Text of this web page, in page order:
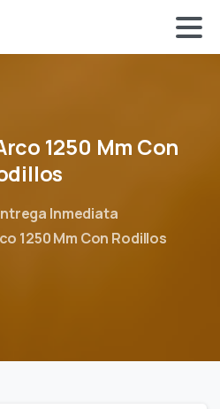
1250 Mm Con
Inmediata
1250 Mm Con Rodillos